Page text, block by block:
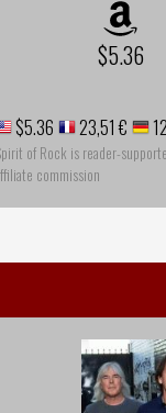
$5.36
$5.36 23,51 €
of Rock is reader-
commission